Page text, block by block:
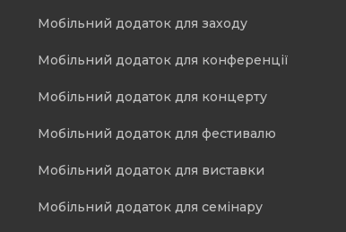
Мобільний додаток для заходу
Мобільний додаток для конференції
Мобільний додаток для концерту
Мобільний додаток для фестивалю
Мобільний додаток для виставки
Мобільний додаток для семінару